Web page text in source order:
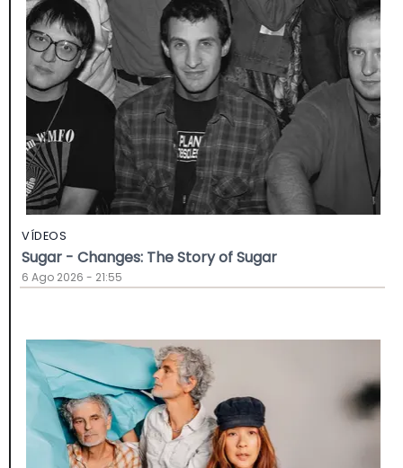
VÍDEOS
Sugar - Changes: The Story of Sugar
6 Ago 2026 - 21:55